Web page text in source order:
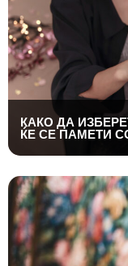
КАКО ДА
ЌЕ СЕ ПАМЕТИ